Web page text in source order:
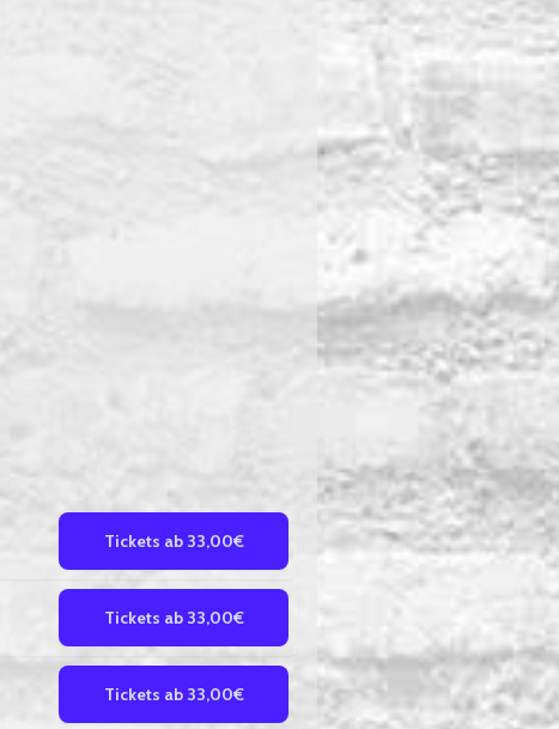
Tickets ab 33,00€
Tickets ab 33,00€
Tickets ab 33,00€